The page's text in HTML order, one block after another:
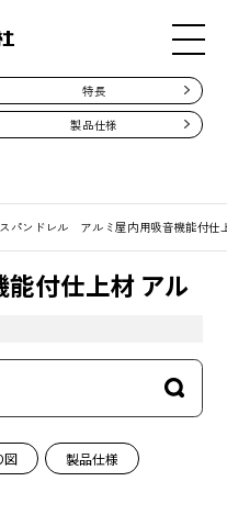
特長
製品仕様
スパンドレル アルミ屋内用吸音機能付仕
付仕上材 アル
図 製品仕様